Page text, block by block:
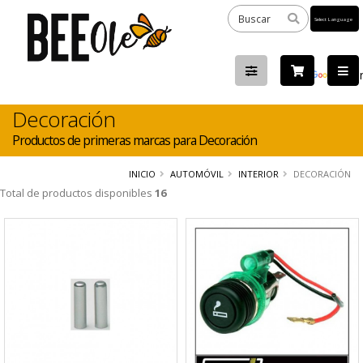
by
Decoración
Productos de primeras marcas para Decoración
INICIO AUTOMÓVIL INTERIOR DECORACIÓN
Total de productos disponibles 16